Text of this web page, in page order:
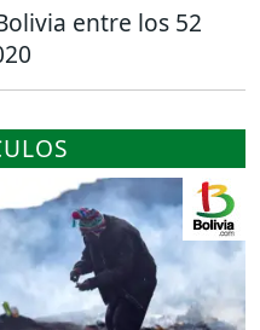
entre los 52